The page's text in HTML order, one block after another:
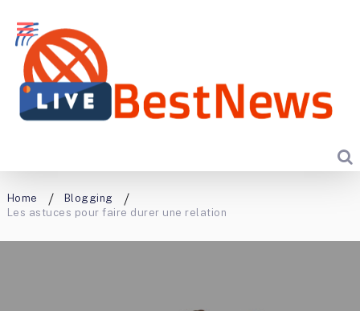
Home
Blogging
Les astuces pour faire durer une relation